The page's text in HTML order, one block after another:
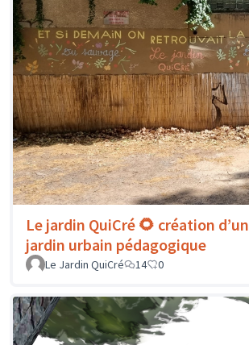
Le jardin QuiCré 🌻 création d’un
jardin urbain pédagogique
Le Jardin QuiCré
14 0